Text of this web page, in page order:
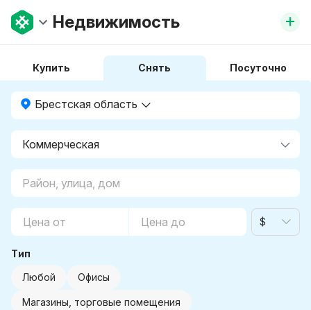
Недвижимость +
Купить Снять Посуточно
Брестская область
$
Тип
Любой
Офисы
Магазины, торговые помещения